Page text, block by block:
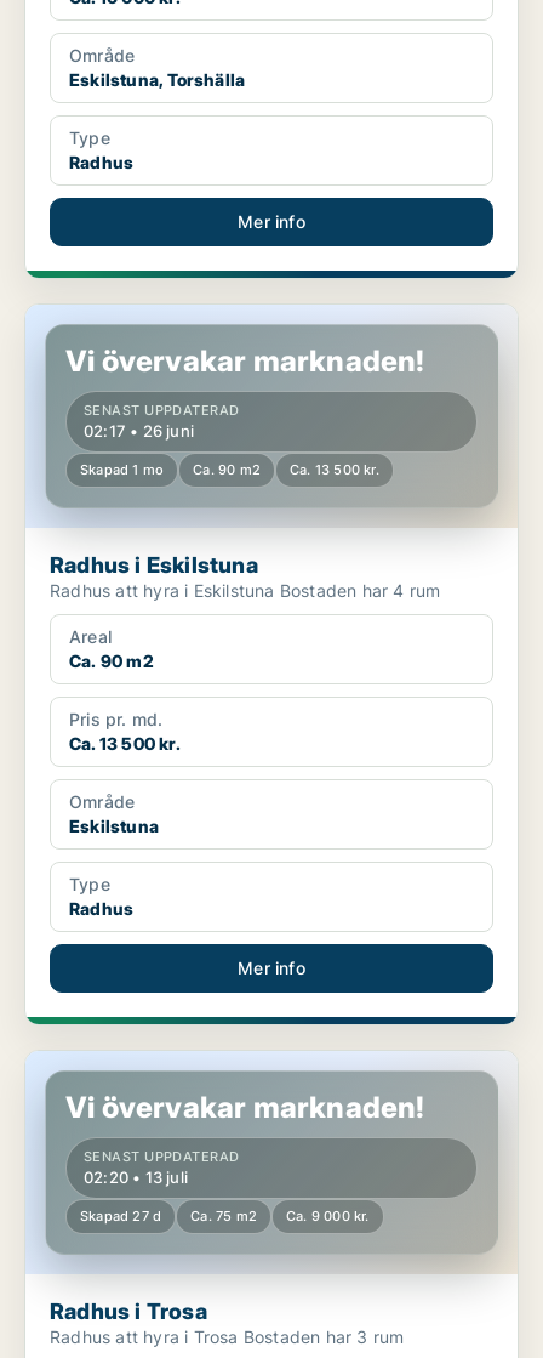
Område
Eskilstuna, Torshälla
Type
Radhus
Mer info
Radhus i Eskilstuna
Vi övervakar marknaden!
SENAST UPPDATERAD
02:17 • 26 juni
Skapad 1 mo Ca. 90 m2 Ca. 13 500 kr.
Radhus i Eskilstuna
Radhus att hyra i Eskilstuna Bostaden har 4 rum
Areal
Ca. 90 m2
Pris pr. md.
Ca. 13 500 kr.
Område
Eskilstuna
Type
Radhus
Mer info
Radhus i Trosa
Vi övervakar marknaden!
SENAST UPPDATERAD
02:20 • 13 juli
Skapad 27 d Ca. 75 m2 Ca. 9 000 kr.
Radhus i Trosa
Radhus att hyra i Trosa Bostaden har 3 rum